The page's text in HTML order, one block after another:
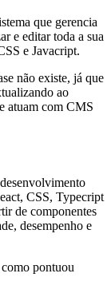
que gerencia
e editar toda a sua
e Javacript.
não existe, já que
ao
atuam com CMS
CSS, Typecript
de componentes
desempenho e
pontuou